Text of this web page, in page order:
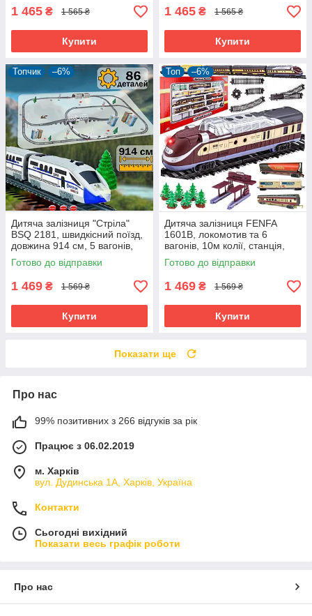
1 465 ₴ 1 565 ₴
Купити
1 465 ₴ 1 565 ₴
Купити
Топчик –6%
Дитяча залізниця "Стріла"
BSQ 2181, швидкісний поїзд,
довжина 914 см, 5 вагонів,
тунель, міст,
Готово до відправки
1 469 ₴ 1 569 ₴
Купити
Топ –6%
Дитяча залізниця FENFA
1601B, локомотив та 6
вагонів, 10м колії, станція,
дерева, світло, звук
Готово до відправки
1 469 ₴ 1 569 ₴
Купити
Показати ще
Про нас
99% позитивних з 266 відгуків за рік
Працює з 06.02.2019
м. Харків
вул. Дудинська 1А, Харків, Україна
Контакти
Сьогодні вихідний
Показати весь графік роботи
Про нас